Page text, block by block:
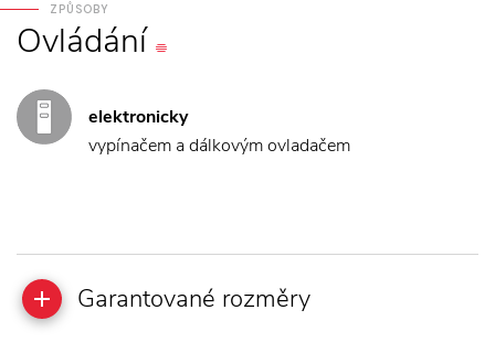
ZPŮSOBY
Ovládání
elektronicky
vypínačem a dálkovým ovladačem
Garantované rozměry